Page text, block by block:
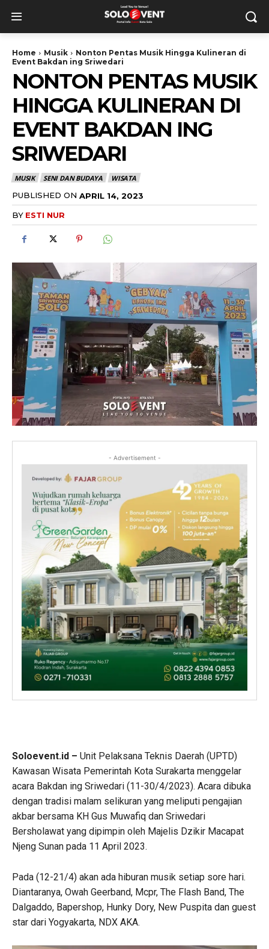
Home Musik
Nonton Pentas Musik Hingga Kulineran di
Event Bakdan ing Sriwedari
NONTON PENTAS MUSIK
HINGGA KULINERAN DI
EVENT BAKDAN ING
SRIWEDARI
MUSIK SENI DAN BUDAYA WISATA
PUBLISHED ON APRIL 14, 2023
BY ESTI NUR
- Advertisement -
Soloevent.id – Unit Pelaksana Teknis Daerah (UPTD)
Kawasan Wisata Pemerintah Kota Surakarta menggelar
acara Bakdan ing Sriwedari (11-30/4/2023). Acara dibuka
dengan tradisi malam selikuran yang meliputi pengajian
akbar bersama KH Gus Muwafiq dan Sriwedari
Bersholawat yang dipimpin oleh Majelis Dzikir Macapat
Njeng Sunan pada 11 April 2023.
Pada (12-21/4) akan ada hiburan musik setiap sore hari.
Diantaranya, Owah Geerband, Mcpr, The Flash Band, The
Dalgaddo, Bapershop, Hunky Dory, New Puspita dan guest
star dari Yogyakarta, NDX AKA.